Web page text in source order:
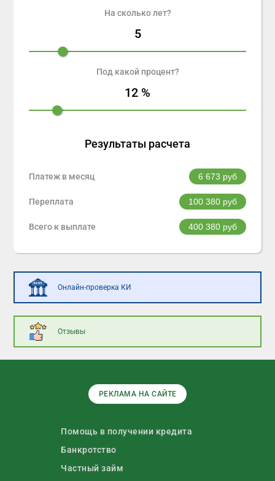
На сколько лет?
5
Под какой процент?
12 %
Результаты расчета
Платеж в месяц 6 673 руб
Переплата 100 380руб
Всего к выплате 400 380руб
Онлайн-проверка КИ
Отзывы
РЕКЛАМА НА САЙТЕ
Помощь в получении кредита
Банкротство
Частный займ